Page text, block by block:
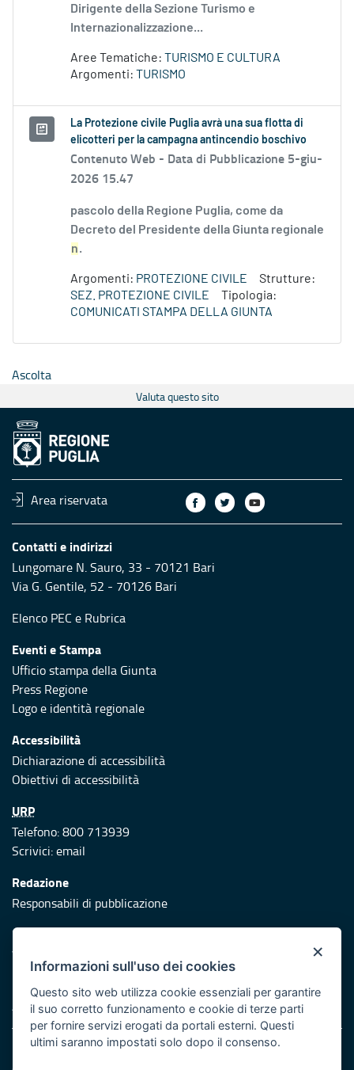
Dirigente della Sezione Turismo e
Internazionalizzazione...
Aree Tematiche: TURISMO E CULTURA
Argomenti: TURISMO
La Protezione civile Puglia avrà una sua flotta di
elicotteri per la campagna antincendio boschivo
Contenuto Web - Data di Pubblicazione 5-giu-
2026 15.47
pascolo della Regione Puglia, come da
Decreto del Presidente della Giunta regionale
n.
Argomenti: PROTEZIONE CIVILE
Strutture:
SEZ. PROTEZIONE CIVILE
Tipologia:
COMUNICATI STAMPA DELLA GIUNTA
Ascolta
Valuta questo sito
Area riservata
Contatti e indirizzi
Lungomare N. Sauro, 33 - 70121 Bari
Via G. Gentile, 52 - 70126 Bari
Elenco PEC e Rubrica
Eventi e Stampa
Ufficio stampa della Giunta
Press Regione
Logo e identità regionale
Accessibilità
Dichiarazione di accessibilità
Obiettivi di accessibilità
URP
Telefono: 800 713939
Scrivici:email
Redazione
Responsabili di pubblicazione
Protezione civile
Vai al sito di Protezione Civile Puglia
Iniziativa finanziata con risorse del POR Puglia 2014/2020 -
Asse XI
Note legali
×
Informazioni sull'uso dei cookies
Questo sito web utilizza cookie essenziali per garantire
il suo corretto funzionamento e cookie di terze parti
per fornire servizi erogati da portali esterni. Questi
ultimi saranno impostati solo dopo il consenso.